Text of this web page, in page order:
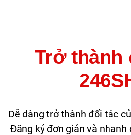
Trở thành
Dễ dàng trở thành đối tác
Đăng ký đơn giản và nhanh